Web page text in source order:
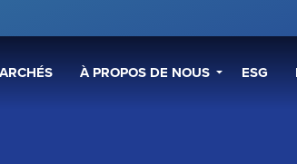
À PROPOS DE NOUS ESG